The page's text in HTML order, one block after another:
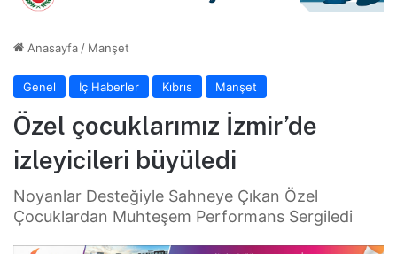
Anasayfa / Manşet
Genel İç Haberler Kıbrıs Manşet
Özel çocuklarımız İzmir’de
izleyicileri büyüledi
Noyanlar Desteğiyle Sahneye Çıkan Özel
Çocuklardan Muhteşem Performans Sergiledi